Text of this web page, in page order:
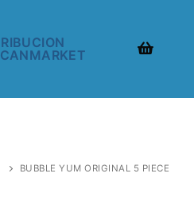
BUBBLE YUM ORIGINAL 5 PIECE